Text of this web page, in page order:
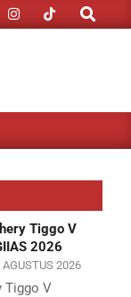
Search
Tiggo V
2026
AGUSTUS 2026
Tiggo V